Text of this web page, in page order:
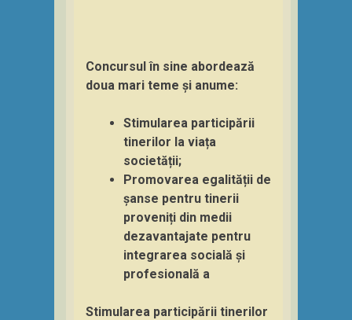
Concursul în sine abordează
doua mari teme și anume:
Stimularea participării
tinerilor la viața
societății;
Promovarea egalității de
șanse pentru tinerii
proveniți din medii
dezavantajate pentru
integrarea socială și
profesională a
Stimularea participării tinerilor